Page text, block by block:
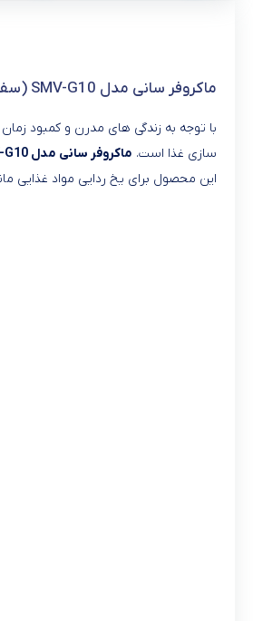
ماکروفر سانی مدل SMV-G10 (سفید)
با توجه به زندگی های مدرن و کمبود
سازی غذا است. ماکروفر سانی مدل SMV-G10 (سفید)
این محصول برای یخ ردایی مواد غذایی